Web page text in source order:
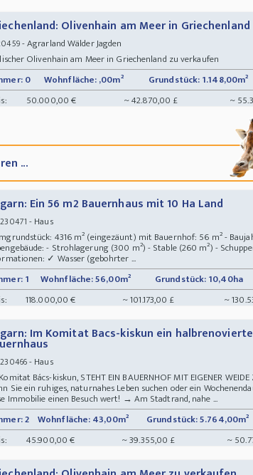
Olivenhain am Meer in Griechenland
- Agrarland Wälder Jagden
Olivenhain am Meer in Griechenland zu verkaufen
0
Wohnfläche: ,00m² Grundstück: 1.148,00m²
50.000,00 € ~ 42.870,00 £ ~
...
Ein 56 m2 Bauernhaus mit 10 Ha Land
- Haus
4316 m² (eingezäunt) mit Bauernhof: 56 m² -
- Strohlagerung (300 m²) - Stable (260 m²) -
✓ Wasser (gebohrter ...
1
Wohnfläche: 56,00m² Grundstück: 10,40ha
118.000,00 € ~ 101.173,00 £ ~
Im Komitat Bacs-kiskun ein
- Haus
Bács-kiskun, STEHT EIN BAUERNHOF MIT EIGENER
Sie ein ruhiges, naturnahes Leben suchen oder ein
Immobilie einen Besuch wert! → Am Stadtrand, nahe ...
2 Wohnfläche: 43,00m² Grundstück: 5.764,00m²
45.900,00 € ~ 39.355,00 £ ~